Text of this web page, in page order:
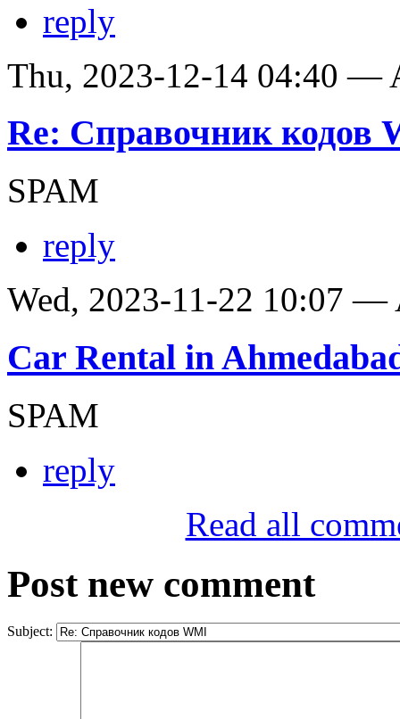
reply
Thu, 2023-12-14 04:40 —
Re: Справочник кодов
SPAM
reply
Wed, 2023-11-22 10:07 —
Car Rental in
SPAM
reply
Read all
Post new comment
Subject: